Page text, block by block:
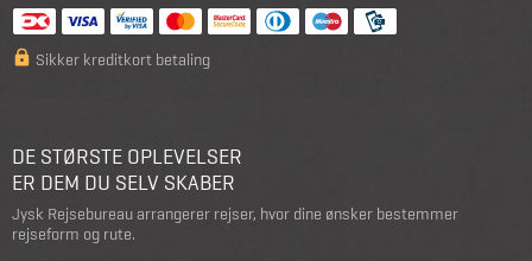
Sikker kreditkort betaling
DE STØRSTE OPLEVELSER
ER DEM DU SELV SKABER
Jysk Rejsebureau arrangerer rejser, hvor dine ønsker bestemmer
rejseform og rute.